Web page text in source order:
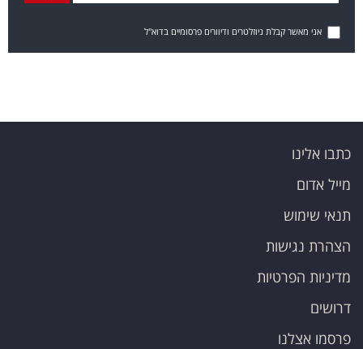
אני מאשר קבלת ניוזלטרים ודיוורים פרסומיים בדוא"ל
כתבו אלינו
מייל אדום
תנאי שימוש
הצהרת נגישות
מדיניות הפרטיות
דרושים
פרסמו אצלנו